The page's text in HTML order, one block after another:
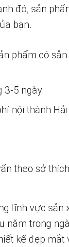
đó, sản
bạn.
phẩm có
3-5 ngày.
nội thành Hải
theo sở
lĩnh vực sản
năm trong
kế đẹp mắt